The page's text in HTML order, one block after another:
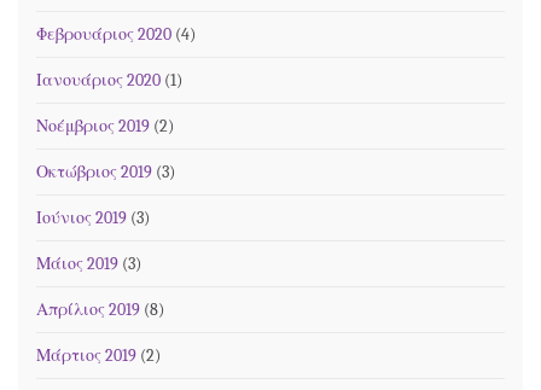
Φεβρουάριος 2020 (4)
Ιανουάριος 2020 (1)
Νοέμβριος 2019 (2)
Οκτώβριος 2019 (3)
Ιούνιος 2019 (3)
Μάιος 2019 (3)
Απρίλιος 2019 (8)
Μάρτιος 2019 (2)